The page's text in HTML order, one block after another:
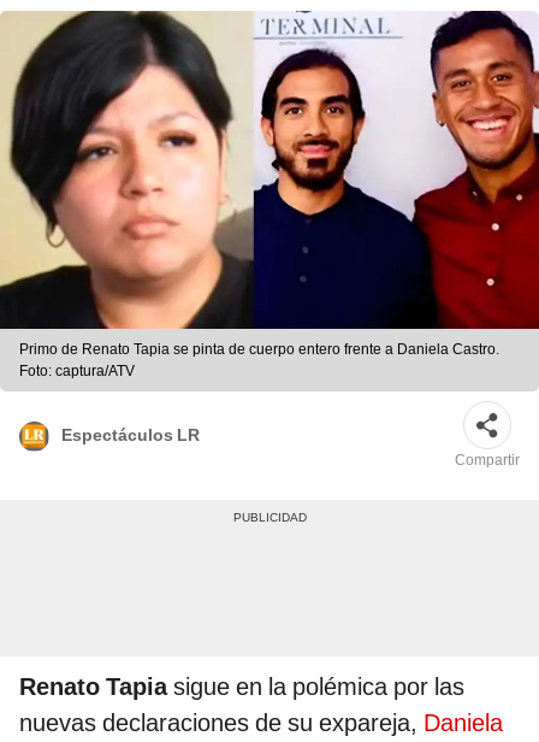
Primo de Renato Tapia se pinta de cuerpo entero frente a Daniela Castro.
Foto: captura/ATV
Espectáculos LR
Compartir
Renato Tapiasigue en la polémica por las
nuevas declaraciones de su expareja, Daniela